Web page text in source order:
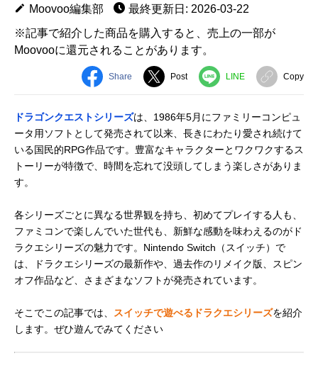
Moovoo編集部
最終更新日: 2026-03-22
※記事で紹介した商品を購入すると、売上の一部が
Moovooに還元されることがあります。
Share Post LINE Copy
ドラゴンクエストシリーズは、1986年5月にファミリーコンピュ
ータ用ソフトとして発売されて以来、長きにわたり愛され続けて
いる国民的RPG作品です。豊富なキャラクターとワクワクするス
トーリーが特徴で、時間を忘れて没頭してしまう楽しさがありま
す。
各シリーズごとに異なる世界観を持ち、初めてプレイする人も、
ファミコンで楽しんでいた世代も、新鮮な感動を味わえるのがド
ラクエシリーズの魅力です。Nintendo Switch（スイッチ）で
は、ドラクエシリーズの最新作や、過去作のリメイク版、スピン
オフ作品など、さまざまなソフトが発売されています。
そこでこの記事では、 スイッチで遊べるドラクエシリーズを紹介
します。ぜひ遊んでみてください